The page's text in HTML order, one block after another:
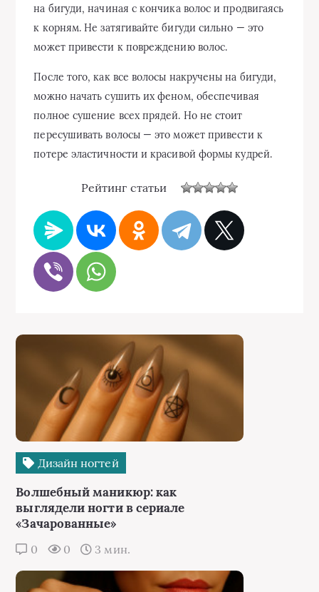
на бигуди, начиная с кончика волос и продвигаясь
к корням. Не затягивайте бигуди сильно — это
может привести к повреждению волос.
После того, как все волосы накручены на бигуди,
можно начать сушить их феном, обеспечивая
полное сушение всех прядей. Но не стоит
пересушивать волосы — это может привести к
потере эластичности и красивой формы кудрей.
Рейтинг статьи
Дизайн ногтей
Волшебный маникюр: как
выглядели ногти в сериале
«Зачарованные»
0 0 3 мин.